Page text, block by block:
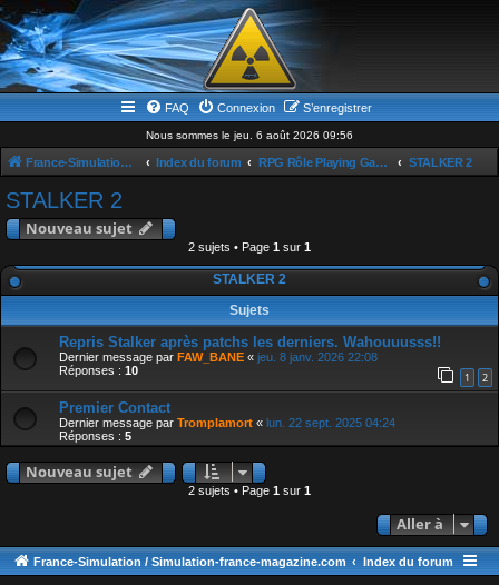
FAQ Connexion S’enregistrer
Nous sommes le jeu. 6 août 2026 09:56
France-Simulation / Simulation-france-magazine.com Index du forum RPG Rôle Playing Game STALKER 2
STALKER 2
Nouveau sujet
2 sujets • Page 1 sur 1
STALKER 2
Sujets
Repris Stalker après patchs les derniers. Wahouuusss!!
Dernier message par FAW_BANE « jeu. 8 janv. 2026 22:08
Réponses : 10 1 2
Premier Contact
Dernier message par Tromplamort « lun. 22 sept. 2025 04:24
Réponses : 5
Nouveau sujet
2 sujets • Page 1 sur 1
Aller à
France-Simulation / Simulation-france-magazine.com Index du forum